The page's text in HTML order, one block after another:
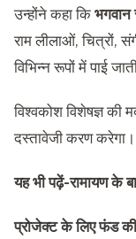
उन्होंने कहा किभगवान
राम लीलाओं, चित्रों,
विभिन्न रूपों में पाई
विश्वकोश विशेषज्ञ
दस्तावेजी करण करेगा।
यह भी पढ़ें-रामायण के
प्रोजेक्ट के लिए फंड